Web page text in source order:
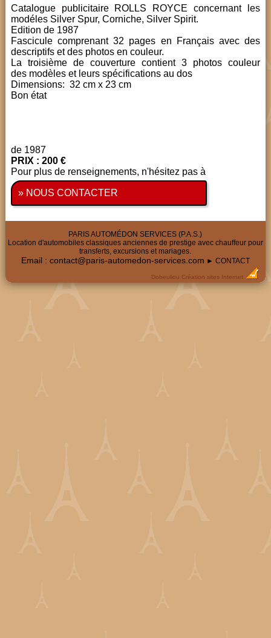
Catalogue publicitaire ROLLS ROYCE concernant les
modéles Silver Spur, Corniche, Silver Spirit.
Edition de 1987
Fascicule comprenant 32 pages en Français avec des
descriptifs et des photos en couleur.
La troisième de couverture contient 3 photos couleur
des modèles et leurs spécifications au dos
Dimensions: 32 cm x 23 cm
Bon état
de 1987
PRIX : 200 €
Pour plus de renseignements, n'hésitez pas à
» NOUS CONTACTER
PARIS AUTOMÉDON SERVICES (P.A.S.)
Location d'automobiles classiques anciennes de prestige avec chauffeur pour
transferts, excursions et mariages.
Email : contact@paris-automedon-services.com ► CONTACT
Dobeuliou Création sites Internet